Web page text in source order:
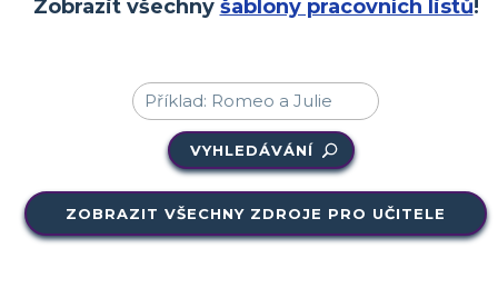
Zobrazit všechny šablony pracovních listů!
VYHLEDÁVÁNÍ
ZOBRAZIT VŠECHNY ZDROJE PRO UČITELE